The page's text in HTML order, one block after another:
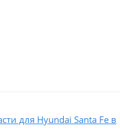
для Hyundai Santa Fe в